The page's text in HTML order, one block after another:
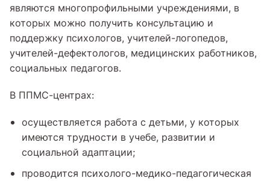
являются многопрофильными учреждениями, в
которых можно получить консультацию и
поддержку психологов, учителей-логопедов,
учителей-дефектологов, медицинских работников,
социальных педагогов.
В ППМС-центрах:
осуществляется работа с детьми, у которых
имеются трудности в учебе, развитии и
социальной адаптации;
проводится психолого-медико-педагогическая